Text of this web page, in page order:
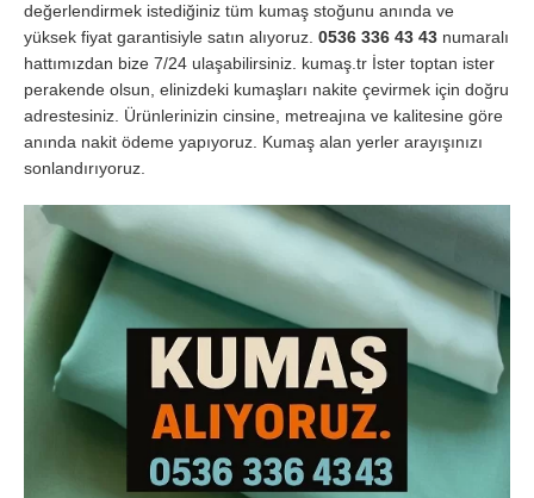
değerlendirmek istediğiniz tüm kumaş stoğunu anında ve
yüksek fiyat garantisiyle satın alıyoruz. 0536 336 43 43 numaralı
hattımızdan bize 7/24 ulaşabilirsiniz. kumaş.tr İster toptan ister
perakende olsun, elinizdeki kumaşları nakite çevirmek için doğru
adrestesiniz. Ürünlerinizin cinsine, metreajına ve kalitesine göre
anında nakit ödeme yapıyoruz. Kumaş alan yerler arayışınızı
sonlandırıyoruz.